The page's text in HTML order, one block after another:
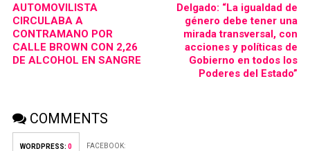
AUTOMOVILISTA
CIRCULABA A
CONTRAMANO POR
CALLE BROWN CON 2,26
DE ALCOHOL EN SANGRE
Delgado: “La igualdad de
género debe tener una
mirada transversal, con
acciones y políticas de
Gobierno en todos los
Poderes del Estado”
COMMENTS
WORDPRESS: 0 FACEBOOK: